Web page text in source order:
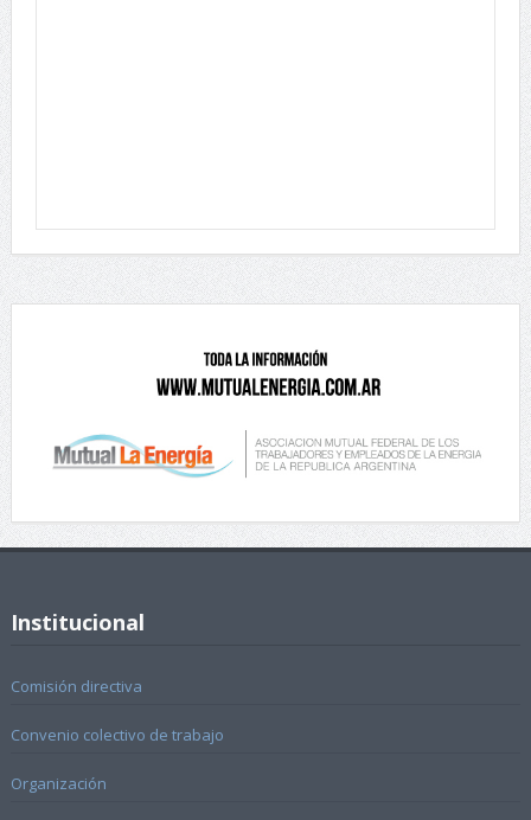
Institucional
Comisión directiva
Convenio colectivo de trabajo
Organización